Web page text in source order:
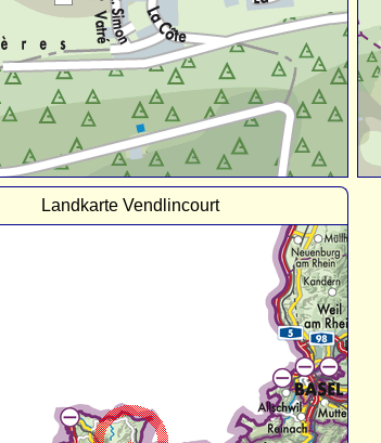
Landkarte Vendlincourt